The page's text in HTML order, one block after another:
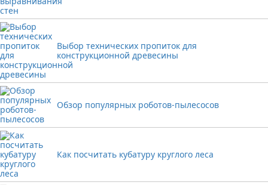
Выбор технических пропиток для
конструкционной древесины
Обзор популярных роботов-пылесосов
Как посчитать кубатуру круглого леса